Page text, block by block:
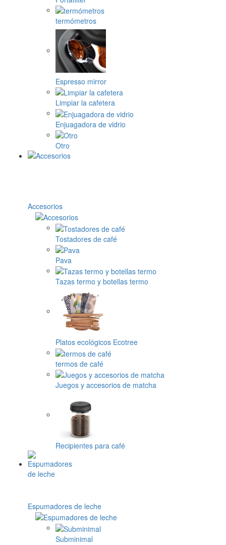
termómetros
Espresso mirror
Limpiar la cafetera
Enjuagadora de vidrio
Otro
Accesorios
Tostadores de café
Pava
Tazas termo y botellas termo
Platos ecológicos Ecotree
termos de café
Juegos y accesorios de matcha
Recipientes para café
Espumadores de leche
Subminimal